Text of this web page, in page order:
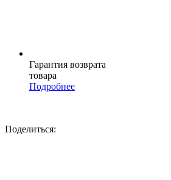
Гарантия возврата
товара
Подробнее
Поделиться: